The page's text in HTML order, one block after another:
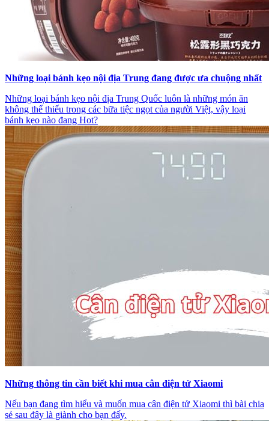
Những loại bánh kẹo nội địa Trung đang được ưa chuộng nhất
Những loại bánh kẹo nội địa Trung Quốc luôn là những món ăn
không thể thiếu trong các bữa tiệc ngọt của người Việt, vậy loại
bánh kẹo nào đang Hot?
Những thông tin cần biết khi mua cân điện tử Xiaomi
Nếu bạn đang tìm hiểu và muốn mua cân điện tử Xiaomi thì bài chia
sẻ sau đây là giành cho bạn đấy.